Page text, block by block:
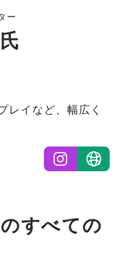
ー
レイなど、幅広く
すべての